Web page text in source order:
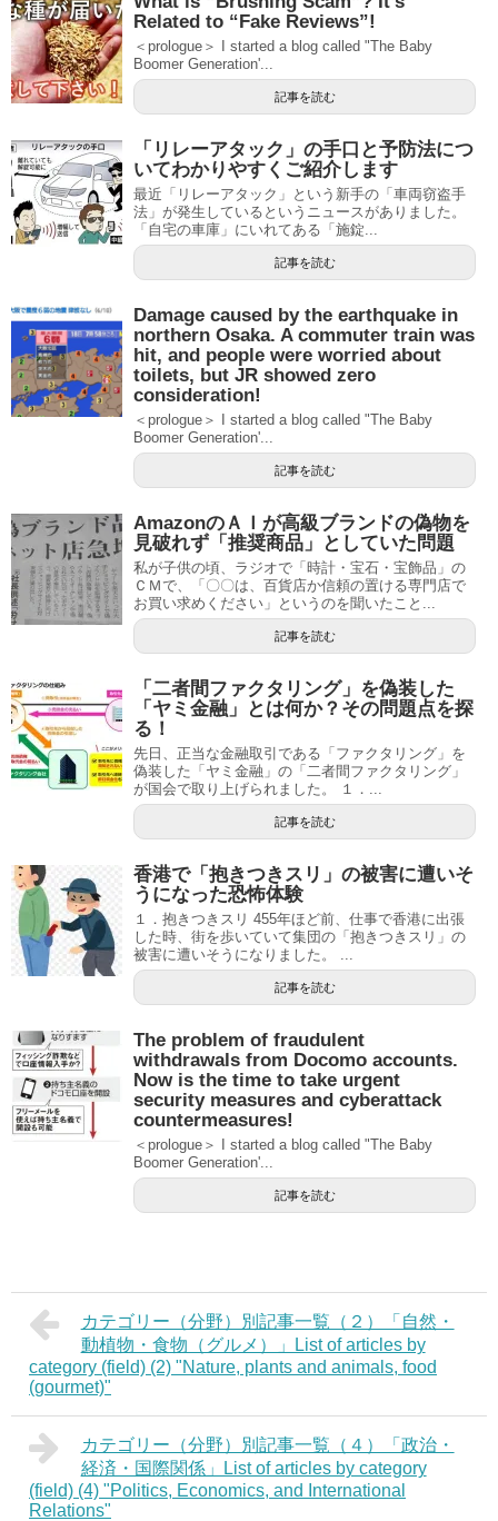
Related to “Fake Reviews”!
＜prologue＞ I started a blog called "The Baby
Boomer Generation'...
記事を読む
「リレーアタック」の手口と予防法につ
いてわかりやすくご紹介します
最近「リレーアタック」という新手の「車両窃盗手
法」が発生しているというニュースがありました。
「自宅の車庫」にいれてある「施錠...
記事を読む
Damage caused by the earthquake in
northern Osaka. A commuter train was
hit, and people were worried about
toilets, but JR showed zero
consideration!
＜prologue＞ I started a blog called "The Baby
Boomer Generation'...
記事を読む
AmazonのＡＩが高級ブランドの偽物を
見破れず「推奨商品」としていた問題
私が子供の頃、ラジオで「時計・宝石・宝飾品」の
ＣＭで、「〇〇は、百貨店か信頼の置ける専門店で
お買い求めください」というのを聞いたこと...
記事を読む
「二者間ファクタリング」を偽装した
「ヤミ金融」とは何か？その問題点を探
る！
先日、正当な金融取引である「ファクタリング」を
偽装した「ヤミ金融」の「二者間ファクタリング」
が国会で取り上げられました。 １．...
記事を読む
香港で「抱きつきスリ」の被害に遭いそ
うになった恐怖体験
１．抱きつきスリ 455年ほど前、仕事で香港に出張
した時、街を歩いていて集団の「抱きつきスリ」の
被害に遭いそうになりました。 ...
記事を読む
The problem of fraudulent
withdrawals from Docomo accounts.
Now is the time to take urgent
security measures and cyberattack
countermeasures!
＜prologue＞ I started a blog called "The Baby
Boomer Generation'...
記事を読む
カテゴリー（分野）別記事一覧（２）「自然・
動植物・食物（グルメ）」List of articles by
category (field) (2) "Nature, plants and animals, food
(gourmet)"
カテゴリー（分野）別記事一覧（４）「政治・
経済・国際関係」List of articles by category
(field) (4) "Politics, Economics, and International
Relations"